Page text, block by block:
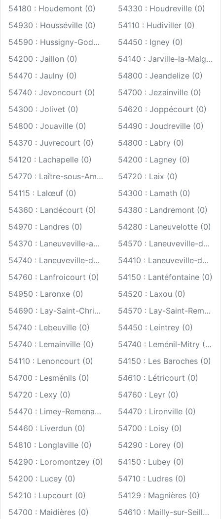
54180 : Houdemont (0)
54330 : Houdreville (0)
54930 : Housséville (0)
54110 : Hudiviller (0)
54590 : Hussigny-Godbrange (0)
54450 : Igney (0)
54200 : Jaillon (0)
54140 : Jarville-la-Malgrange (0)
54470 : Jaulny (0)
54800 : Jeandelize (0)
54740 : Jevoncourt (0)
54700 : Jezainville (0)
54300 : Jolivet (0)
54620 : Joppécourt (0)
54800 : Jouaville (0)
54490 : Joudreville (0)
54370 : Juvrecourt (0)
54800 : Labry (0)
54120 : Lachapelle (0)
54200 : Lagney (0)
54770 : Laître-sous-Amance (0)
54720 : Laix (0)
54115 : Lalœuf (0)
54300 : Lamath (0)
54360 : Landécourt (0)
54380 : Landremont (0)
54970 : Landres (0)
54280 : Laneuvelotte (0)
54370 : Laneuveville-aux-Bois (0)
54570 : Laneuveville-derrière-Foug (0)
54740 : Laneuveville-devant-Bayon (0)
54410 : Laneuveville-devant-Nancy (0)
54760 : Lanfroicourt (0)
54150 : Lantéfontaine (0)
54950 : Laronxe (0)
54520 : Laxou (0)
54690 : Lay-Saint-Christophe (0)
54570 : Lay-Saint-Remy (0)
54740 : Lebeuville (0)
54450 : Leintrey (0)
54740 : Lemainville (0)
54740 : Leménil-Mitry (0)
54110 : Lenoncourt (0)
54150 : Les Baroches (0)
54700 : Lesménils (0)
54610 : Létricourt (0)
54720 : Lexy (0)
54760 : Leyr (0)
54470 : Limey-Remenauville (0)
54470 : Lironville (0)
54460 : Liverdun (0)
54700 : Loisy (0)
54810 : Longlaville (0)
54290 : Lorey (0)
54290 : Loromontzey (0)
54150 : Lubey (0)
54200 : Lucey (0)
54710 : Ludres (0)
54210 : Lupcourt (0)
54129 : Magnières (0)
54700 : Maidières (0)
54610 : Mailly-sur-Seille (0)